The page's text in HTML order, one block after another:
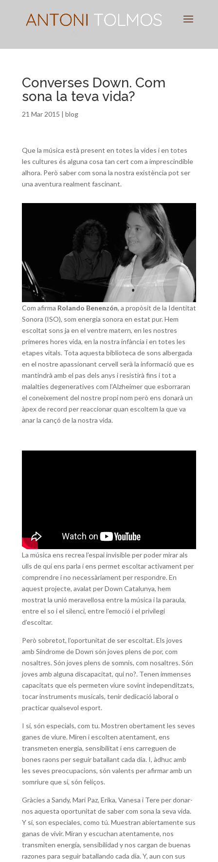
Converses Down. Com
sona la teva vida?
21 Mar 2015 | blog
Que la música està present en totes la vides i en totes
les cultures és alguna cosa tan cert com a imprescindible
alhora. Però saber com sona la nostra existència pot ser
una aventura realment fascinant.
Com afirma Rolando Benenzón, a propòsit de la Identitat
Sonora (ISO), som energia sonora en estat pur. Hem
escoltat sons ja en el ventre matern, en les nostres
primeres hores vida, en la nostra infància i en totes les
etapes vitals. Tota aquesta biblioteca de sons albergada
en el nostre apassionant cervell serà la informació que es
mantindrà amb el pas dels anys i resistirà fins i tot a
malalties degeneratives com l’Alzheimer que esborraran
el coneixement del nostre propi nom però ens donarà un
àpex de record per reaccionar quan escoltem la que va
anar la cançó de la nostra vida.
La música ens recrea l’espai invisible per poder mirar als
ulls de qui ens parla i ens permet escoltar activament per
comprendre i no necessàriament per respondre. En
aquest projecte, avalat per Down Catalunya, hem
mostrat la unió meravellosa entre la música i la paraula,
entre el so i el silenci, entre l’emoció i el privilegi
d’escoltar.
Però sobretot, l’oportunitat de ser escoltat. Els joves
amb Síndrome de Down són joves plens de por, com
nosaltres. Són joves plens de somnis, com nosaltres. Són
joves amb alguna discapacitat, qui no?. Tenen immenses
capacitats que els permeten viure sovint independitzats,
tocar instruments musicals, tenir dedicació laboral o
practicar qualsevol esport.
I sí, són especials, com tu. Mostren obertament les seves
ganes de viure. Miren i escolten atentament, ens
transmeten energia, sensibilitat i ens carreguen de
bones raons per seguir batallant cada dia. I, àdhuc amb
les seves preocupacions, són valents per afirmar amb un
somriure que sí, són feliços.
Gràcies a Sandy, Mari Paz, Erika, Vanesa i Tere per donar-
nos aquesta oportunitat de saber com sona la seva vida.
Y sí, son especiales, como tú. Muestran abiertamente sus
ganas de vivir. Miran y escuchan atentamente, nos
transmiten energía, sensibilidad y nos cargan de buenas
razones para seguir batallando cada día. Y, aun con sus